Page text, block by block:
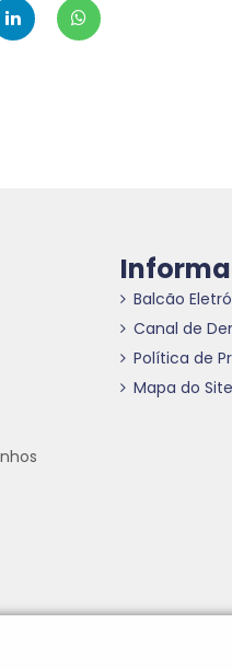
Balcão
Canal de
Política de
Mapa do Site